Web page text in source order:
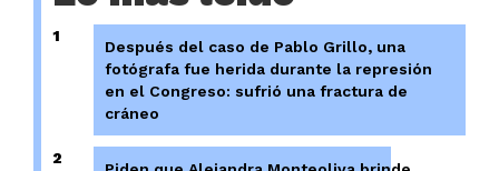
1
Después del caso de Pablo Grillo, una
fotógrafa fue herida durante la represión
en el Congreso: sufrió una fractura de
cráneo
2